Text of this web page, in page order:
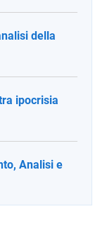
della
ipocrisia
Analisi e